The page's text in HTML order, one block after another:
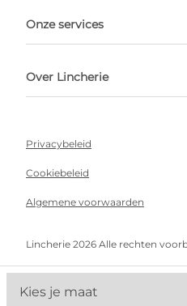
Kies je maat
Onze services
Over Lincherie
Privacybeleid
Cookiebeleid
Algemene voorwaarden
Lincherie 2026 Alle rechten